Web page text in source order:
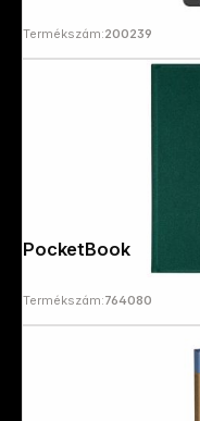
Termékszám:200239
Termékszám:764080